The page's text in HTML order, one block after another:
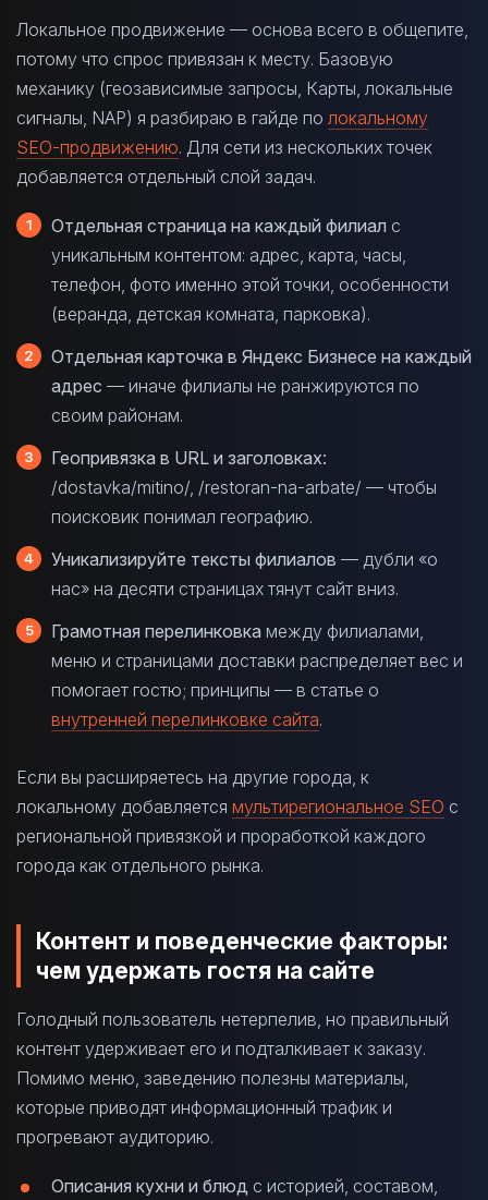
Локальное продвижение — основа всего в общепите,
потому что спрос привязан к месту. Базовую
механику (геозависимые запросы, Карты, локальные
сигналы, NAP) я разбираю в гайде по локальному
SEO-продвижению. Для сети из нескольких точек
добавляется отдельный слой задач.
Отдельная страница на каждый филиал с
уникальным контентом: адрес, карта, часы,
телефон, фото именно этой точки, особенности
(веранда, детская комната, парковка).
Отдельная карточка в Яндекс Бизнесе на каждый
адрес — иначе филиалы не ранжируются по
своим районам.
Геопривязка в URL и заголовках:
/dostavka/mitino/, /restoran-na-arbate/ — чтобы
поисковик понимал географию.
Уникализируйте тексты филиалов — дубли «о
нас» на десяти страницах тянут сайт вниз.
Грамотная перелинковка между филиалами,
меню и страницами доставки распределяет вес и
помогает гостю; принципы — в статье о
внутренней перелинковке сайта.
Если вы расширяетесь на другие города, к
локальному добавляется мультирегиональное SEO с
региональной привязкой и проработкой каждого
города как отдельного рынка.
Контент и поведенческие факторы:
чем удержать гостя на сайте
Голодный пользователь нетерпелив, но правильный
контент удерживает его и подталкивает к заказу.
Помимо меню, заведению полезны материалы,
которые приводят информационный трафик и
прогревают аудиторию.
Описания кухни и блюд с историей, составом,